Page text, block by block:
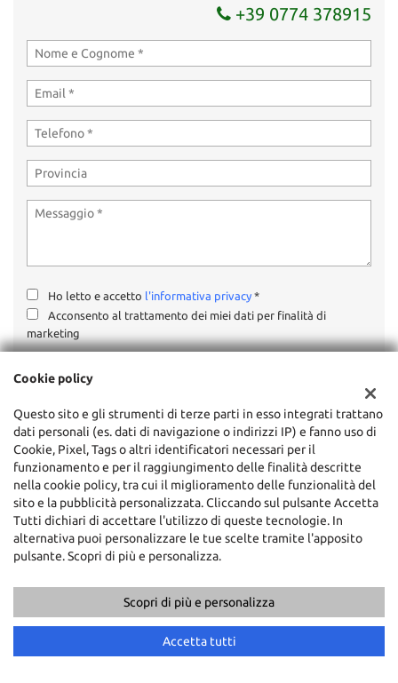
+39 0774 378915
Ho letto e accetto l'informativa privacy *
Acconsento al trattamento dei miei dati per finalità di
marketing
Contatta un consulente
ULTIMI ARRIVI
Cookie policy
Questo sito e gli strumenti di terze parti in esso integrati trattano
dati personali (es. dati di navigazione o indirizzi IP) e fanno uso di
Cookie, Pixel, Tags o altri identificatori necessari per il
funzionamento e per il raggiungimento delle finalità descritte
nella cookie policy, tra cui il miglioramento delle funzionalità del
sito e la pubblicità personalizzata. Cliccando sul pulsante Accetta
Tutti dichiari di accettare l'utilizzo di queste tecnologie. In
alternativa puoi personalizzare le tue scelte tramite l'apposito
pulsante. Scopri di più e personalizza.
Scopri di più e personalizza
Accetta tutti